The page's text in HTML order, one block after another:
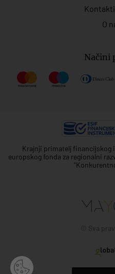
O
Načini
Krajnji primatelj
europskog fonda za regionalni
© Sva